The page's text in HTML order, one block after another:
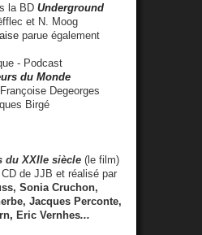
la BD Underground
et N. Moog
parue également
- Podcast
du Monde
Degeorges
Birgé
du XXIIe siècle (le film)
de JJB et réalisé par
Sonia Cruchon,
Jacques Perconte,
, Eric Vernhes...